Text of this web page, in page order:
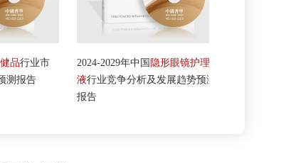
行业市
报告
2024-2029年中国 隐形眼镜护理
行业竞争分析及发展趋势预测
报告